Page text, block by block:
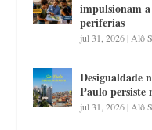
impulsionam
periferias
jul 31, 2026| Alô
Desigualdade
Paulo persiste
jul 31, 2026| Alô